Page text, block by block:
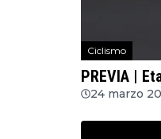
Ciclismo
PREVIA |
24 marzo